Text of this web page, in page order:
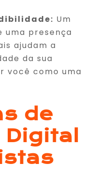
Um
uma presença
ajudam a
da sua
você como uma
de